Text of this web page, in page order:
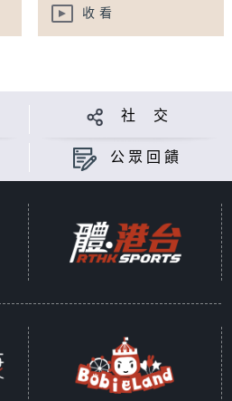
收看
社 交
公眾回饋